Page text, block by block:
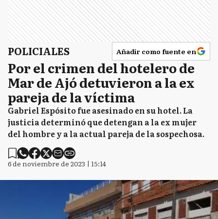
POLICIALES Añadir como fuente en
Por el crimen del hotelero de
Mar de Ajó detuvieron a la ex
pareja de la víctima
Gabriel Espósito fue asesinado en su hotel. La
justicia determinó que detengan a la ex mujer
del hombre y a la actual pareja de la sospechosa.
6 de noviembre de 2023 | 15:14